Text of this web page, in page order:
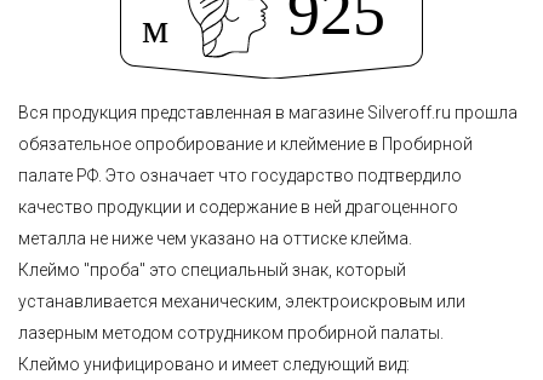
Вся продукция представленная в магазине Silveroff.ru прошла
обязательное опробирование и клеймение в Пробирной
палате РФ. Это означает что государство подтвердило
качество продукции и содержание в ней драгоценного
металла не ниже чем указано на оттиске клейма.
Клеймо "проба" это специальный знак, который
устанавливается механическим, электроискровым или
лазерным методом сотрудником пробирной палаты.
Клеймо унифицировано и имеет следующий вид: